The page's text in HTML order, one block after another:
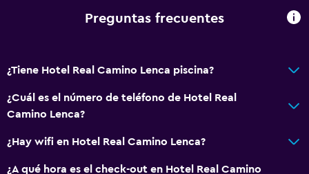
Preguntas frecuentes
¿Tiene Hotel Real Camino Lenca piscina?
¿Cuál es el número de teléfono de Hotel Real
Camino Lenca?
¿Hay wifi en Hotel Real Camino Lenca?
¿A qué hora es el check-out en Hotel Real Camino